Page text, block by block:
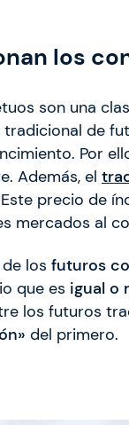
los
son una
de
Por
Además, el
precio de
mercados al
los futuros
que es igual o
los futuros
del primero.